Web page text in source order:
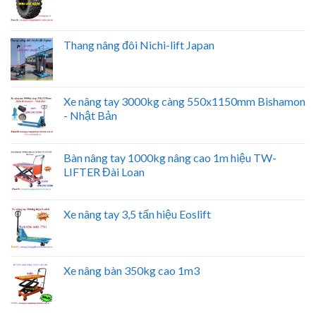
Thang nâng đôi Nichi-lift Japan
Xe nâng tay 3000kg càng 550x1150mm Bishamon
- Nhật Bản
Bàn nâng tay 1000kg nâng cao 1m hiệu TW-
LIFTER Đài Loan
Xe nâng tay 3,5 tấn hiệu Eoslift
Xe nâng bàn 350kg cao 1m3